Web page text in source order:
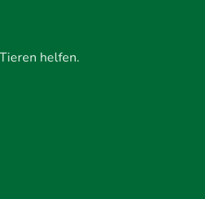
helfen.